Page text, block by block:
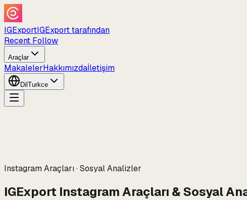
IGExportIGExport tarafından
Recent Follow
Araçlar
MakalelerHakkımızdaİletişim
Dil Turkce
Instagram Araçları · Sosyal Analizler
IGExport Instagram Araçları & Sosyal